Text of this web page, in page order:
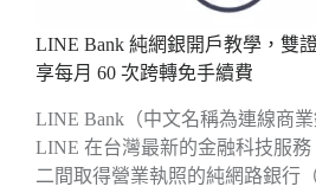
LINE Bank 純網銀開戶教學，雙
享每月 60 次跨轉免手續費
LINE Bank（中文名稱為連線商
LINE 在台灣最新的金融科技服務
二間取得營業執照的純網路銀行